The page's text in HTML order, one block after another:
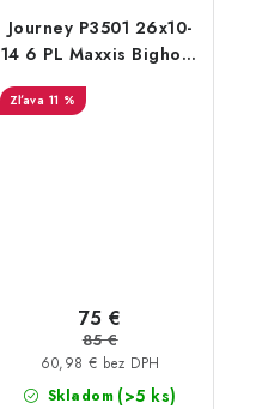
Journey P3501 26x10-
14 6 PL Maxxis Bighorn
11 %
Skladom (>5 ks)
60,98 € bez DPH
75 €
85 €